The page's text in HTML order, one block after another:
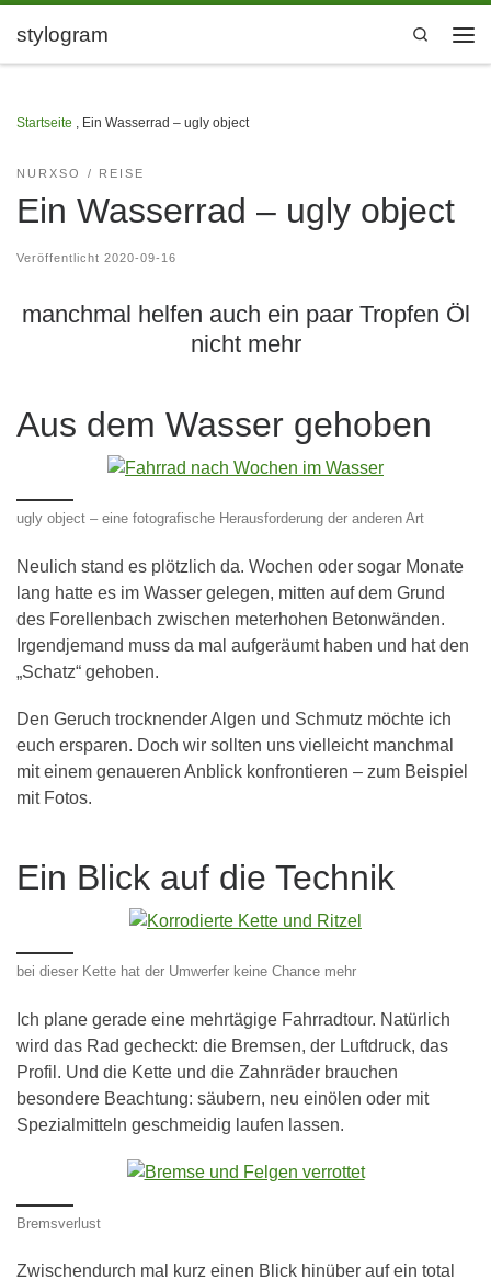
Zum Inhalt springen
stylogram
Search
Startseite , Ein Wasserrad – ugly object
NURXSO REISE
Ein Wasserrad – ugly object
Veröffentlicht 2020-09-16
manchmal helfen auch ein paar Tropfen Öl
nicht mehr
Aus dem Wasser gehoben
ugly object – eine fotografische Herausforderung der anderen Art
Neulich stand es plötzlich da. Wochen oder sogar Monate
lang hatte es im Wasser gelegen, mitten auf dem Grund
des Forellenbach zwischen meterhohen Betonwänden.
Irgendjemand muss da mal aufgeräumt haben und hat den
„Schatz“ gehoben.
Den Geruch trocknender Algen und Schmutz möchte ich
euch ersparen. Doch wir sollten uns vielleicht manchmal
mit einem genaueren Anblick konfrontieren – zum Beispiel
mit Fotos.
Ein Blick auf die Technik
bei dieser Kette hat der Umwerfer keine Chance mehr
Ich plane gerade eine mehrtägige Fahrradtour. Natürlich
wird das Rad gecheckt: die Bremsen, der Luftdruck, das
Profil. Und die Kette und die Zahnräder brauchen
besondere Beachtung: säubern, neu einölen oder mit
Spezialmitteln geschmeidig laufen lassen.
Bremsverlust
Zwischendurch mal kurz einen Blick hinüber auf ein total